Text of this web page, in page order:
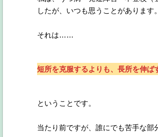
したが、いつも思うことがあります。
それは……
短所を克服するよりも、長所を伸ば
ということです。
当たり前ですが、誰にでも苦手な部